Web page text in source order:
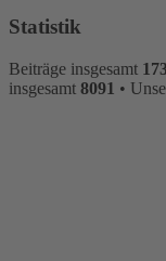
Statistik
Beiträge insgesamt
insgesamt 8091 •